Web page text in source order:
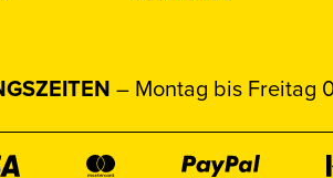
– Montag bis Freitag